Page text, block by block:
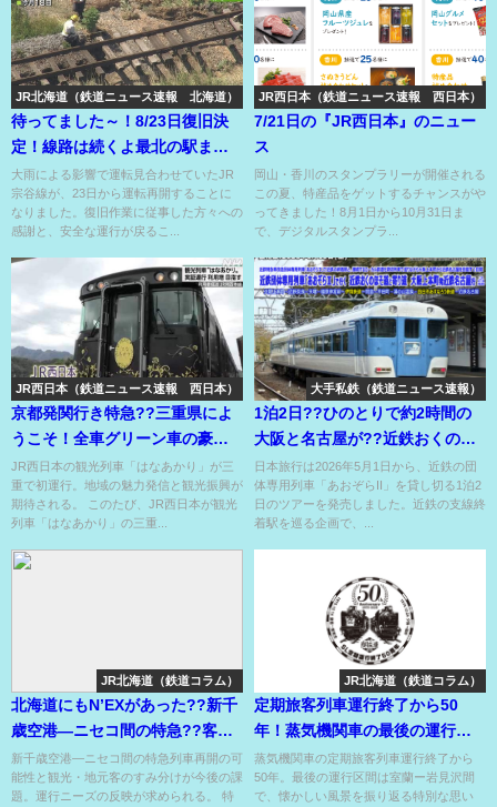
JR北海道（鉄道ニュース速報 北海道）
待ってました～！8/23日復旧決
定！線路は続くよ最北の駅ま
で！
大雨による影響で運転見合わせていたJR
宗谷線が、23日から運転再開することに
なりました。復旧作業に従事した方々への
感謝と、安全な運行が戻るこ...
JR西日本（鉄道ニュース速報 西日本）
7/21日の『JR西日本』のニュー
ス
岡山・香川のスタンプラリーが開催される
この夏、特産品をゲットするチャンスがや
ってきました！8月1日から10月31日ま
で、デジタルスタンプラ...
JR西日本（鉄道ニュース速報 西日本）
京都発関行き特急??三重県によ
うこそ！全車グリーン車の豪華
列車で運行??
JR西日本の観光列車「はなあかり」が三
重で初運行。地域の魅力発信と観光振興が
期待される。 このたび、JR西日本が観光
列車「はなあかり」の三重...
大手私鉄（鉄道ニュース速報）
1泊2日??ひのとりで約2時間の
大阪と名古屋が??近鉄おくのほ
そ道と寄り道??
日本旅行は2026年5月1日から、近鉄の団
体専用列車「あおぞらII」を貸し切る1泊2
日のツアーを発売しました。近鉄の支線終
着駅を巡る企画で、...
JR北海道（鉄道コラム）
北海道にもN’EXがあった??新千
歳空港―ニセコ間の特急??客を
積み残すなら復活もアリ⁉
新千歳空港―ニセコ間の特急列車再開の可
能性と観光・地元客のすみ分けが今後の課
題。運行ニーズの反映が求められる。 特
JR北海道（鉄道コラム）
定期旅客列車運行終了から50
年！蒸気機関車の最後の運行区
間は複線非電化区間のある路
線??
蒸気機関車の定期旅客列車運行終了から
50年。最後の運行区間は室蘭ー岩見沢間
で、懐かしい風景を振り返る特別な思い